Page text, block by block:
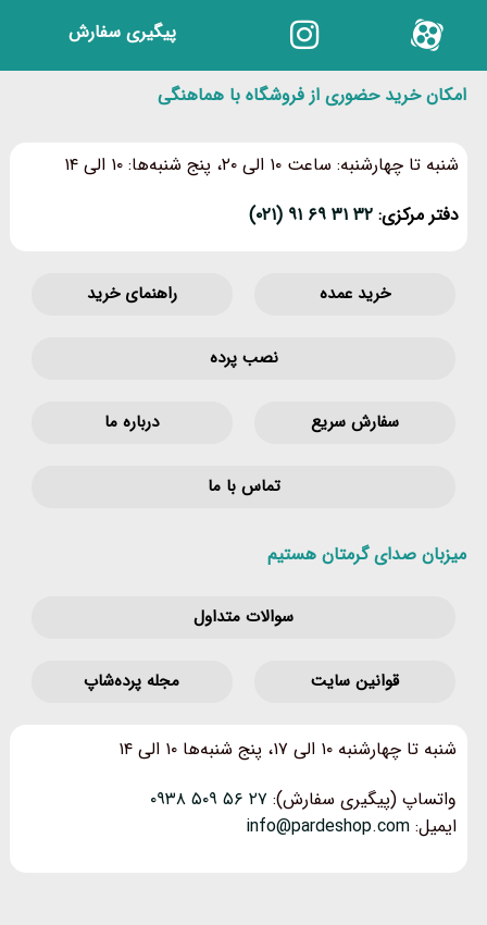
پیگیری سفارش
امکان خرید حضوری از فروشگاه با هماهنگی
شنبه تا چهارشنبه: ساعت ۱۰ الی ۲۰، پنج شنبه‌ها: ۱۰ الی ۱۴
دفتر مرکزی: ۳۲ ۳۱ ۶۹ ۹۱ (۰۲۱)
خرید عمده راهنمای خرید
نصب پرده
سفارش سریع درباره ما
تماس با ما
میزبان صدای گرمتان هستیم
سوالات متداول
قوانین‌ سایت مجله پرده‌شاپ
شنبه تا چهارشنبه ۱۰ الی ۱۷، پنج شنبه‌ها ۱۰ الی ۱۴
واتساپ (پیگیری سفارش): ۲۷ ۵۶ ۵۰۹ ۰۹۳۸
ایمیل: info@pardeshop.com